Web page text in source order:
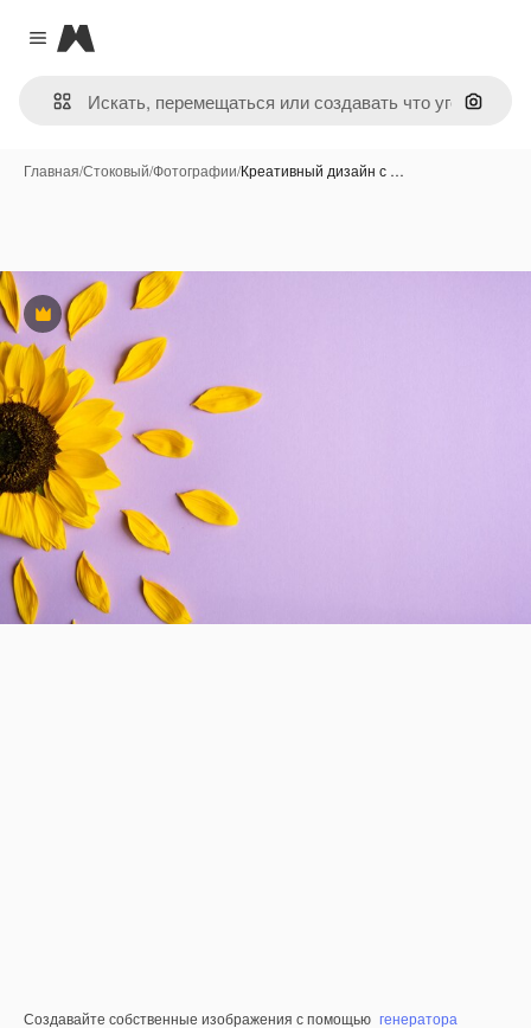
Close menu
Magnific
Поиск
Главная/Стоковый/Фотографии/Креативный дизайн с …
Премиум
Создавайте собственные изображения с помощью генератора